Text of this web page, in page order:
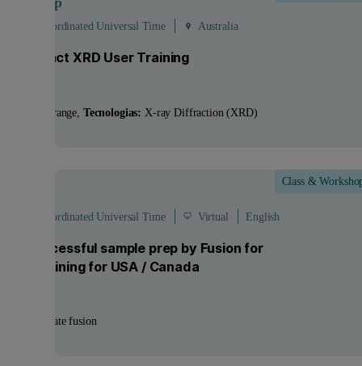
- 07:00 Coordinated Universal Time Australia
Compact XRD User Training
Aeris range Tecnologias: X-ray Diffraction (XRD)
Class &
- 16:00 Coordinated Universal Time Virtual English
to Successful sample prep by Fusion for
user training for USA / Canada
Borate fusion